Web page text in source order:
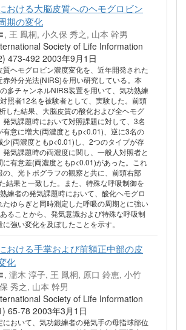
おける大脳皮質へのヘモグロビン
期の変化
, 王 鳳桐, 小久保 秀之, 山本 幹男
Society of Life Information
473-492 2003年9月1日
質ヘモグロビン濃度変化を、近年開発された
赤外分光法(NIRS)を用い研究している。本
多チャンネルNIRS装置を用いて、気功熟練
照者12名を被験者として、実験した。前頭
した結果、大脳皮質の酸化および全ヘモグ
発気課題時において対照課題に対して、3名
有意に増大(両濃度ともp<0.01)、逆に3名の
少(両濃度ともp<0.01)し、2つのタイプが存
気課題時の両濃度に関し、一般人対照者と
に有意差(両濃度ともp<0.01)があった。これ
の、光トポグラフの観察と共に、前頭右部
結果と一致した。また、特殊な呼吸制御を
練者の発気課題時において、酸化ヘモグロ
たゆらぎと同時測定した呼吸の周期とに強い
ることから、発気意識および特殊な呼吸制
強い変化を及ぼしたことを示す。
おける手掌および前額正中部の皮
化
, 濡木 淳子, 王 鳳桐, 原口 鈴恵, 小竹
秀之, 山本 幹男
Society of Life Information
65-78 2003年3月1日
において、気功鍛練者の発気手の母指球部位